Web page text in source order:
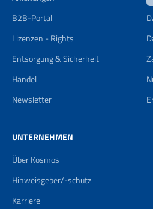
B2B-Portal
Lizenzen - Rights
Entsorgung & Sicherheit
Handel
Newsletter
UNTERNEHMEN
Über Kosmos
Hinweisgeber/-schutz
Karriere